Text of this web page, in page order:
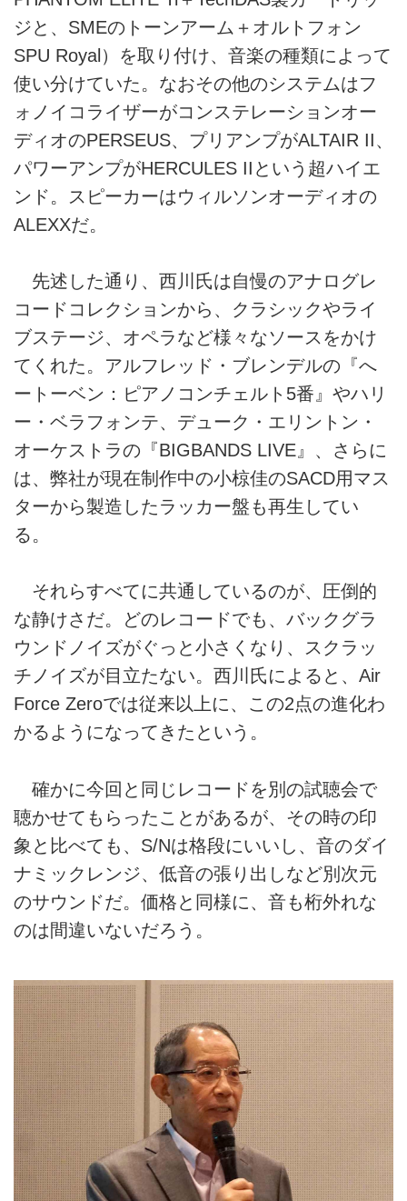
ジと、SMEのトーンアーム＋オルトフォン
SPU Royal）を取り付け、音楽の種類によって
使い分けていた。なおその他のシステムはフ
ォノイコライザーがコンステレーションオー
ディオのPERSEUS、プリアンプがALTAIR II、
パワーアンプがHERCULES IIという超ハイエ
ンド。スピーカーはウィルソンオーディオの
ALEXXだ。
先述した通り、西川氏は自慢のアナログレ
コードコレクションから、クラシックやライ
ブステージ、オペラなど様々なソースをかけ
てくれた。アルフレッド・ブレンデルの『へ
ートーベン：ピアノコンチェルト5番』やハリ
ー・ベラフォンテ、デューク・エリントン・
オーケストラの『BIGBANDS LIVE』、さらに
は、弊社が現在制作中の小椋佳のSACD用マス
ターから製造したラッカー盤も再生してい
る。
それらすべてに共通しているのが、圧倒的
な静けさだ。どのレコードでも、バックグラ
ウンドノイズがぐっと小さくなり、スクラッ
チノイズが目立たない。西川氏によると、Air
Force Zeroでは従来以上に、この2点の進化わ
かるようになってきたという。
確かに今回と同じレコードを別の試聴会で
聴かせてもらったことがあるが、その時の印
象と比べても、S/Nは格段にいいし、音のダイ
ナミックレンジ、低音の張り出しなど別次元
のサウンドだ。価格と同様に、音も桁外れな
のは間違いないだろう。